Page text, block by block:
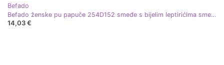
Befado
Befado ženske pu papuče 254D152 smeđe s bijelim leptirićima smeđa
14,03 €